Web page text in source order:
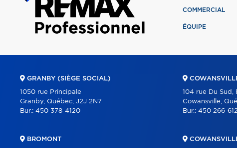
COMMERCIAL
ÉQUIPE
GRANBY (SIÈGE SOCIAL)
1050 rue Principale
Granby, Québec, J2J 2N7
Bur.: 450 378-4120
BROMONT
104 rue Du Sud,
Cowansville,
Bur.: 450 266-